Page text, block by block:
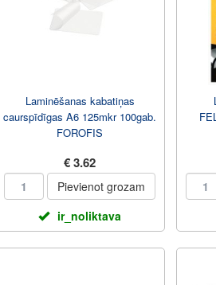
Laminēšanas kabatiņas
caurspīdīgas A6 125mkr 100gab.
FOROFIS
€ 3.62
Pievienot grozam
ir_noliktava